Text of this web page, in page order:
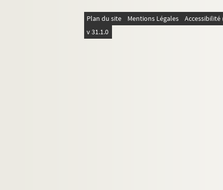
Plan du site Mentions Légales
v 31.1.0